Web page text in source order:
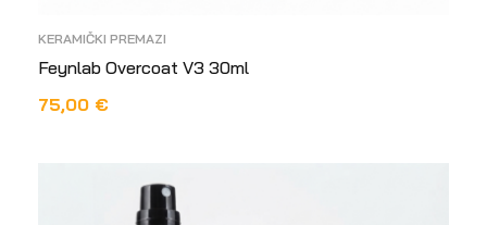
KERAMIČKI PREMAZI
Feynlab Overcoat V3 30ml
75,00 €